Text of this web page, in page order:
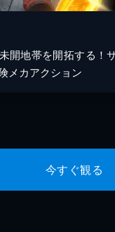
開地帯を開拓する！
メカアクション
今すぐ観る